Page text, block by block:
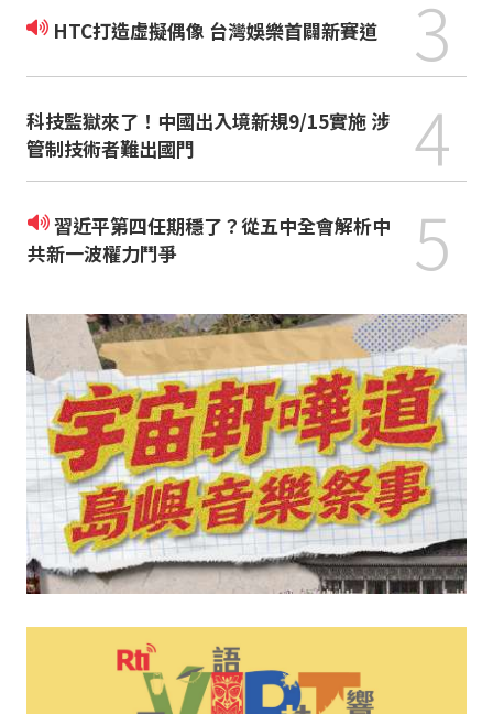
HTC打造虛擬偶像 台灣娛樂首闢新賽道 3
科技監獄來了！中國出入境新規9/15實施 涉
管制技術者難出國門
4
習近平第四任期穩了？從五中全會解析中
共新一波權力鬥爭
5